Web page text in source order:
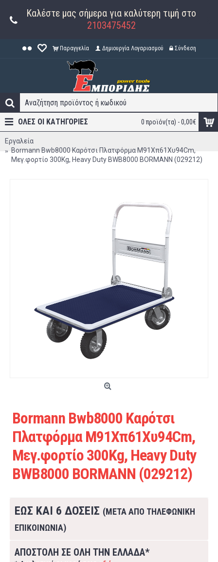
Καλέστε μας σήμερα για καλύτερη τιμή στο
2103475452
Παραγγελία Δημιουργία Λογαριασμού Σύνδεση
0 προϊόν(τα) - 0,00€
ΟΛΕΣ ΟΙ ΚΑΤΗΓΟΡΊΕΣ
Εργαλεία
Bormann Bwb8000 Καρότσι Πλατφόρμα Μ91Xπ61Xυ94Cm,
Μεγ.φορτίο 300Kg, Heavy Duty BWB8000 BORMANN (029212)
Bormann Bwb8000 Καρότσι
Πλατφόρμα Μ91Xπ61Xυ94Cm,
Μεγ.φορτίο 300Kg, Heavy Duty
BWB8000 BORMANN (029212)
ΕΩΣ ΚΑΙ 6 ΔΟΣΕΙΣ (ΜΕΤΑ ΑΠΟ ΤΗΛΕΦΩΝΙΚΗ
ΕΠΙΚΟΙΝΩΝΙΑ)
ΑΠΟΣΤΟΛΗ ΣΕ ΟΛΗ ΤΗΝ ΕΛΛΑΔΑ*